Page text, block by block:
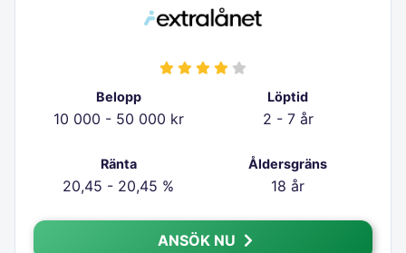
Belopp
10 000 - 50 000 kr
Löptid
2 - 7 år
Ränta
20,45 - 20,45 %
Åldersgräns
18 år
ANSÖK NU